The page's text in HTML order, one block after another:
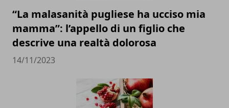
“La malasanità pugliese ha ucciso mia
mamma”: l’appello di un figlio che
descrive una realtà dolorosa
14/11/2023